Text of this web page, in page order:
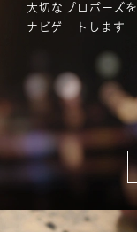
大切なプロポーズを
ナビゲートします